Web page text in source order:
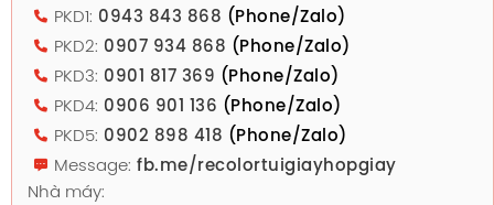
PKD1: 0943 843 868 (Phone/Zalo)
PKD2: 0907 934 868 (Phone/Zalo)
PKD3: 0901 817 369 (Phone/Zalo)
PKD4: 0906 901 136 (Phone/Zalo)
PKD5: 0902 898 418 (Phone/Zalo)
Message: fb.me/recolortuigiayhopgiay
Nhà máy: